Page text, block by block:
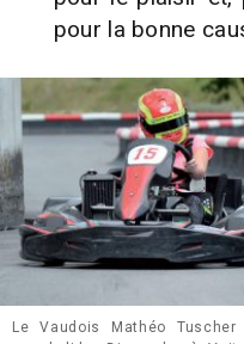
pour la bonne
Le Vaudois Mathéo